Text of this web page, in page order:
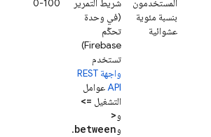
المستخدمون
بنسبة مئوية
عشوائية
شريط التمرير
(في وحدة
تحكّم
Firebase)
تستخدم
واجهة REST
APIعوامل
التشغيل <=
و>
وbetween
.
0-100